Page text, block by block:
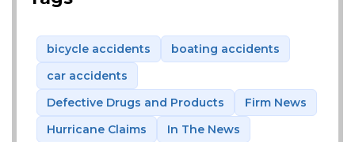
bicycle accidents
boating accidents
car accidents
Defective Drugs and Products
Firm News
Hurricane Claims
In The News